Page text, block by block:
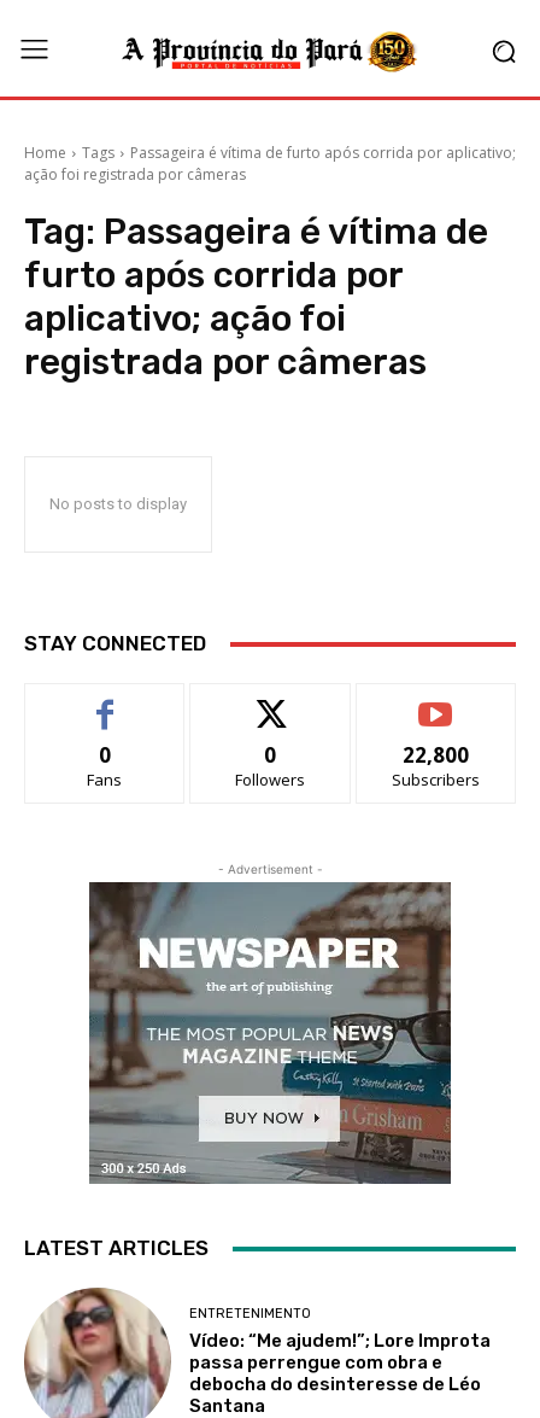
Home Tags
Passageira é vítima de furto após corrida por aplicativo;
ação foi registrada por câmeras
Tag: Passageira é vítima de
furto após corrida por
aplicativo; ação foi
registrada por câmeras
No posts to display
STAY CONNECTED
0
Fans
0
Followers
22,800
Subscribers
- Advertisement -
LATEST ARTICLES
ENTRETENIMENTO
Vídeo: “Me ajudem!”; Lore Improta
passa perrengue com obra e
debocha do desinteresse de Léo
Santana